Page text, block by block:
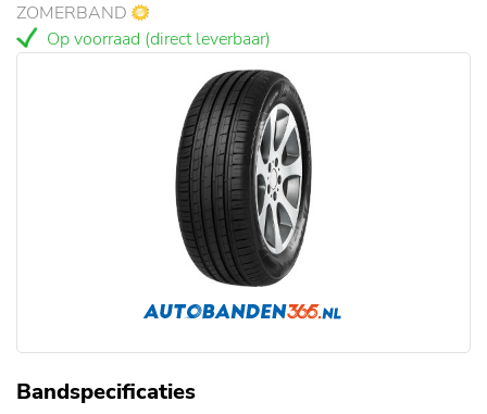
ZOMERBAND
Op voorraad (direct leverbaar)
Bandspecificaties